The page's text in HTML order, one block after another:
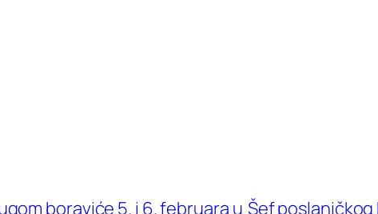
boraviće 5. i 6. februara u Šef poslaničkog